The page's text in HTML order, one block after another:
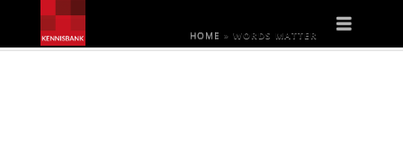
HOME » WORDS MATTER